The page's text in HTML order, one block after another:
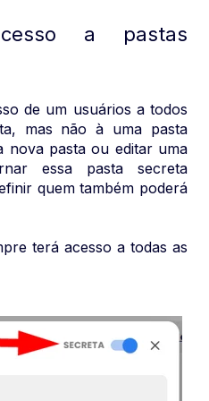
a pastas
de um usuários a todos
mas não à uma pasta
nova pasta ou editar uma
essa pasta secreta
quem também poderá
terá acesso a todas as